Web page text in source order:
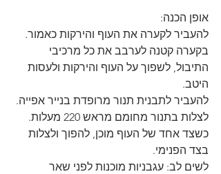
אופן הכנה:
להעביר לקערה את העוף והירקות כאמור.
בקערה קטנה לערבב את כל מרכיבי
התיבול, לשפוך על העוף והירקות ולעסות
היטב.
להעביר לתבנית תנור מרופדת בנייר אפייה.
לצלות בתנור מחומם מראש 220 מעלות.
כשצד אחד של העוף מוכן, להפוך ולצלות
בצד הפנימי.
לשים לב: עגבניות מוכנות לפני שאר